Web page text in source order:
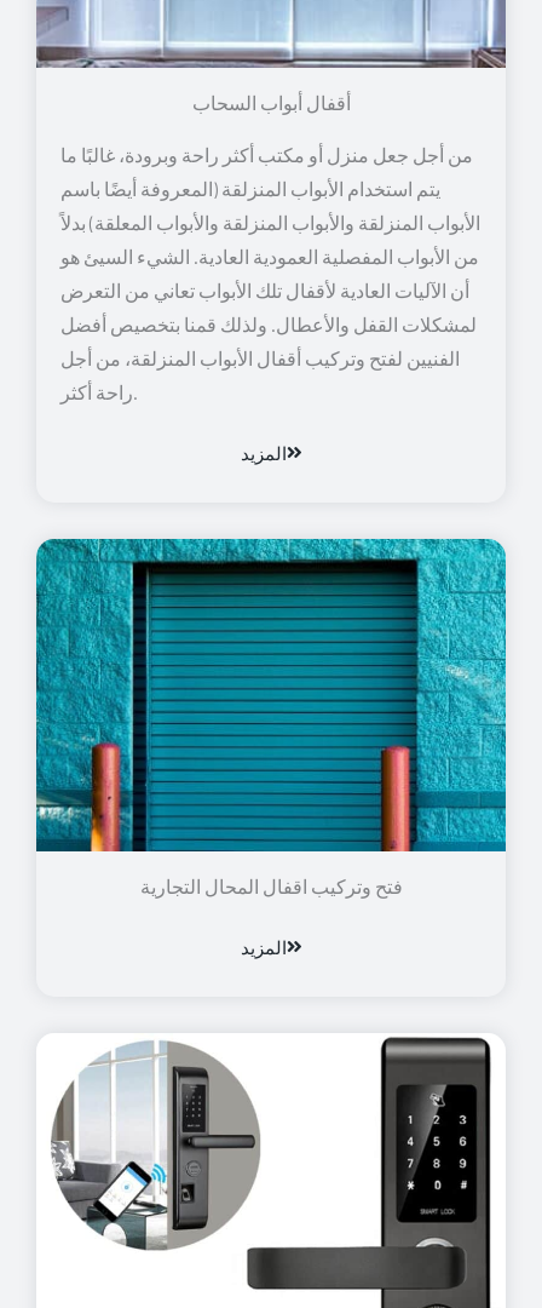
أقفال أبواب السحاب
من أجل جعل منزل أو مكتب أكثر راحة وبرودة، غالبًا ما
يتم استخدام الأبواب المنزلقة (المعروفة أيضًا باسم
الأبواب المنزلقة والأبواب المنزلقة والأبواب المعلقة) بدلاً
من الأبواب المفصلية العمودية العادية. الشيء السيئ هو
أن الآليات العادية لأقفال تلك الأبواب تعاني من التعرض
لمشكلات القفل والأعطال. ولذلك قمنا بتخصيص أفضل
الفنيين لفتح وتركيب أقفال الأبواب المنزلقة، من أجل
راحة أكثر.
المزيد
فتح وتركيب اقفال المحال التجارية
المزيد